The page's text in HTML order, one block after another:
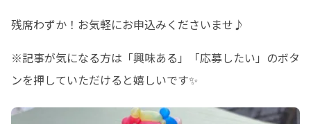
残席わずか！お気軽にお申込みくださいませ♪
※記事が気になる方は「興味ある」「応募したい」のボタ
ンを押していただけると嬉しいです✨